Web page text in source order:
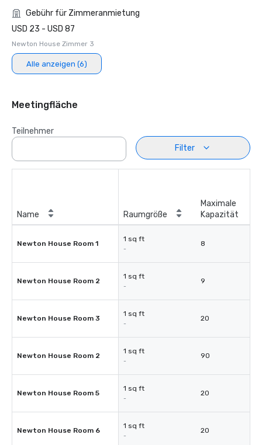
Gebühr für Zimmeranmietung
USD 23 - USD 87
Newton House Zimmer 3
Alle anzeigen (6)
Meetingfläche
Teilnehmer
Filter
Name Raumgröße
Maximale
Kapazität
Newton House Room 1
1 sq ft
-
8
Newton House Room 2
1 sq ft
-
9
Newton House Room 3
1 sq ft
-
20
Newton House Room 2
1 sq ft
-
90
Newton House Room 5
1 sq ft
-
20
Newton House Room 6
1 sq ft
-
20